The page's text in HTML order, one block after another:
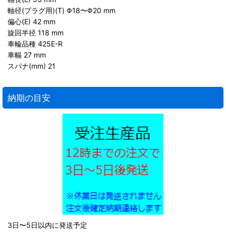
軸径(プラグ用)(T) Φ18〜Φ20 mm
偏心(E) 42 mm
旋回半径 118 mm
車輪品種 425E-R
車幅 27 mm
スパナ(mm) 21
納期の目安
3日〜5日以内に発送予定